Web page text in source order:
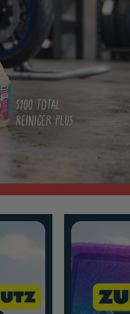
Mehr erfahren